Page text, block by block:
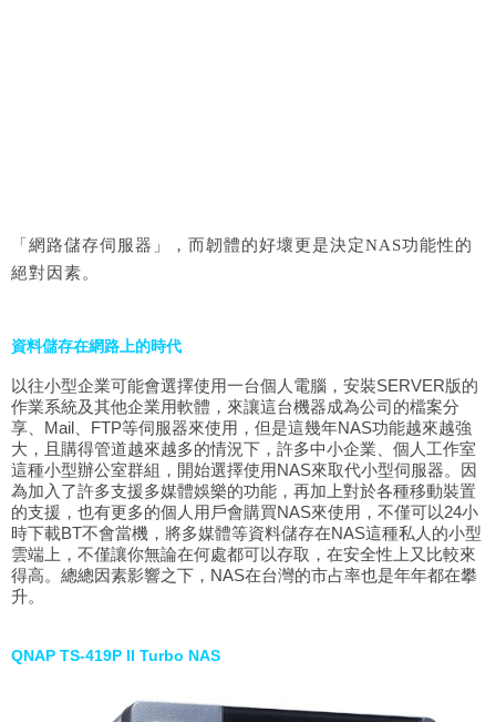
「網路儲存伺服器」，而韌體的好壞更是決定NAS功能性的
絕對因素。
資料儲存在網路上的時代
以往小型企業可能會選擇使用一台個人電腦，安裝SERVER版的
作業系統及其他企業用軟體，來讓這台機器成為公司的檔案分
享、Mail、FTP等伺服器來使用，但是這幾年NAS功能越來越強
大，且購得管道越來越多的情況下，許多中小企業、個人工作室
這種小型辦公室群組，開始選擇使用NAS來取代小型伺服器。因
為加入了許多支援多媒體娛樂的功能，再加上對於各種移動裝置
的支援，也有更多的個人用戶會購買NAS來使用，不僅可以24小
時下載BT不會當機，將多媒體等資料儲存在NAS這種私人的小型
雲端上，不僅讓你無論在何處都可以存取，在安全性上又比較來
得高。總總因素影響之下，NAS在台灣的市占率也是年年都在攀
升。
QNAP TS-419P II Turbo NAS